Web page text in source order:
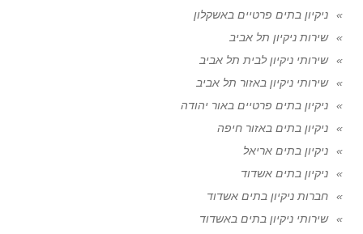
ניקיון בתים פרטיים באשקלון
שירות ניקיון תל אביב
שירותי ניקיון לבית תל אביב
שירותי ניקיון באזור תל אביב
ניקיון בתים פרטיים באור יהודה
ניקיון בתים באזור חיפה
ניקיון בתים אריאל
ניקיון בתים אשדוד
חברות ניקיון בתים אשדוד
שירותי ניקיון בתים באשדוד